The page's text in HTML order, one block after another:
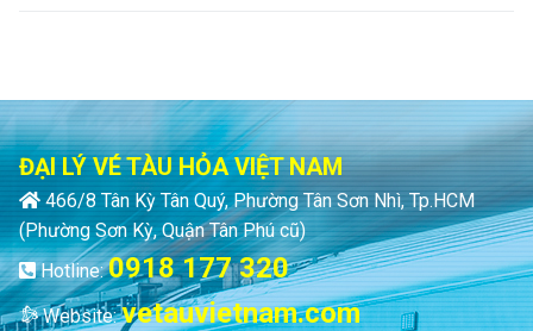
ĐẠI LÝ VÉ TÀU HỎA VIỆT NAM
466/8 Tân Kỳ Tân Quý, Phường Tân Sơn Nhì, Tp.HCM
(Phường Sơn Kỳ, Quận Tân Phú cũ)
Hotline:0918 177 320
Website:vetauvietnam.com